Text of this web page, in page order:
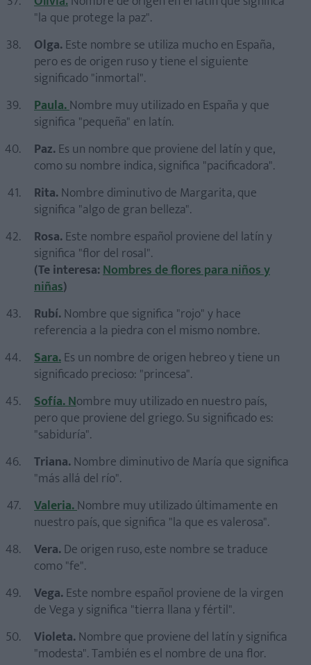
"la que protege la paz".
Olga.Este nombre se utiliza mucho en España,
pero es de origen ruso y tiene el siguiente
significado "inmortal".
Paula.Nombre muy utilizado en España y que
significa "pequeña" en latín.
Paz.Es un nombre que proviene del latín y que,
como su nombre indica, significa "pacificadora".
Rita.Nombre diminutivo de Margarita, que
significa "algo de gran belleza".
Rosa.Este nombre español proviene del latín y
significa "flor del rosal".
(Te interesa:Nombres de flores para niños y
niñas)
Rubí.Nombre que significa "rojo" y hace
referencia a la piedra con el mismo nombre.
Sara.Es un nombre de origen hebreo y tiene un
significado precioso: "princesa".
Sofía.Nombre muy utilizado en nuestro país,
pero que proviene del griego. Su significado es:
"sabiduría".
Triana.Nombre diminutivo de María que significa
"más allá del río".
Valeria.Nombre muy utilizado últimamente en
nuestro país, que significa "la que es valerosa".
Vera.De origen ruso, este nombre se traduce
como "fe".
Vega.Este nombre español proviene de la virgen
de Vega y significa "tierra llana y fértil".
Violeta.Nombre que proviene del latín y significa
"modesta". También es el nombre de una flor.